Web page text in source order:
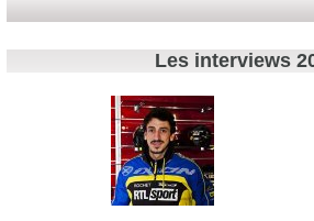
Les interviews